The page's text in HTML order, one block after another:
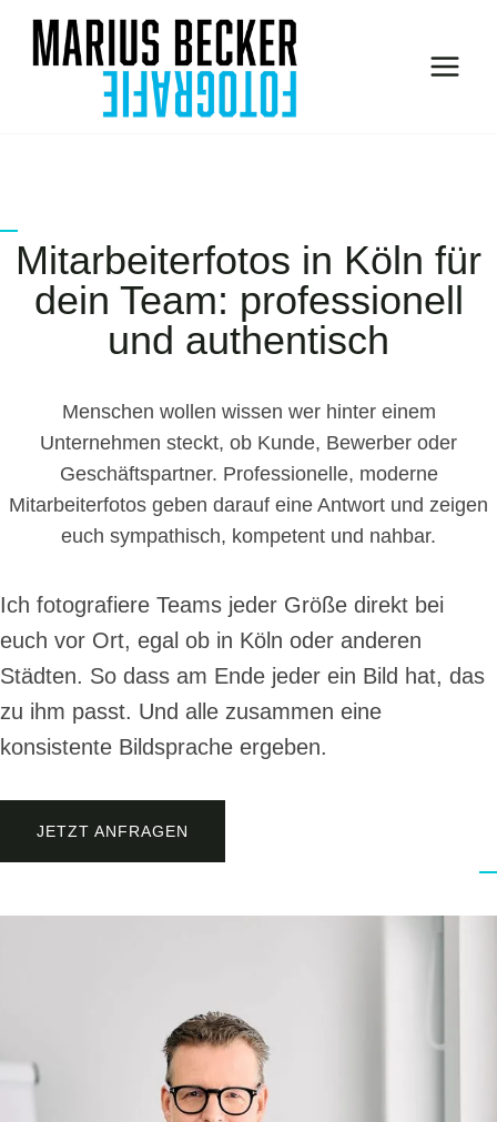
Zum
Inhalt
Mitarbeiterfotos in Köln für
dein Team: professionell
und authentisch
Menschen wollen wissen wer hinter einem
Unternehmen steckt, ob Kunde, Bewerber oder
Geschäftspartner. Professionelle, moderne
Mitarbeiterfotos geben darauf eine Antwort und zeigen
euch sympathisch, kompetent und nahbar.
Ich fotografiere Teams jeder Größe direkt bei
euch vor Ort, egal ob in Köln oder anderen
Städten. So dass am Ende jeder ein Bild hat, das
zu ihm passt. Und alle zusammen eine
konsistente Bildsprache ergeben.
JETZT ANFRAGEN